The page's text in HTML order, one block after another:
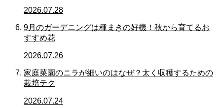
2026.07.28
9月のガーデニングは種まきの好機！秋から育てるお
すすめ花
2026.07.26
家庭菜園のニラが細いのはなぜ？太く収穫するための
栽培テク
2026.07.24